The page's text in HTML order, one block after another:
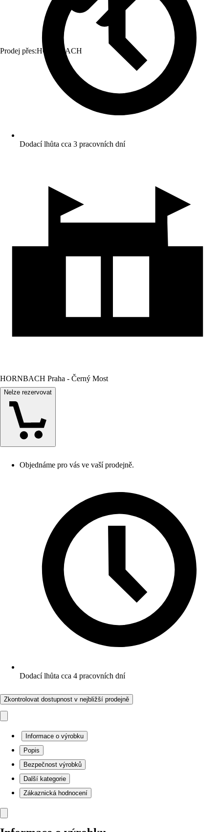
Prodej přes:HORNBACH
Dodací lhůta cca 3 pracovních dní
HORNBACH Praha - Černý Most
Nelze rezervovat
Objednáme pro vás ve vaší prodejně.
Dodací lhůta cca 4 pracovních dní
Zkontrolovat dostupnost v nejbližší prodejně
Informace o výrobku
Popis
Bezpečnost výrobků
Další kategorie
Zákaznická hodnocení